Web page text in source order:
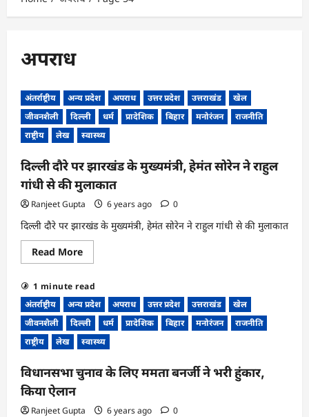
अपराध
अंतर्राष्ट्रीय अन्य प्रदेश अपराध उत्तर प्रदेश उत्तराखंड
खेल
जीवनशैली
दिल्ली धर्म प्रादेशिक बिहार मनोरंजन
राजनीति
राष्ट्रीय
लेख स्वास्थ्य
दिल्ली दौरे पर झारखंड के मुख्यमंत्री, हेमंत सोरेन ने राहुल
गांधी से की मुलाकात
Ranjeet Gupta 6 years ago 0
दिल्ली दौरे पर झारखंड के मुख्यमंत्री, हेमंत सोरेन ने राहुल गांधी से की मुलाकात
Read MoreRead
more
दिल्ली
दौरे
पर
झारखंड
के
मुख्यमंत्री,
हेमंत
सोरेन
राहुल
गांधी
मुलाकात
1 minute read
अंतर्राष्ट्रीय
अन्य प्रदेश अपराध उत्तर प्रदेश उत्तराखंड
खेल
जीवनशैली
दिल्ली धर्म प्रादेशिक बिहार मनोरंजन
राजनीति
राष्ट्रीय
लेख स्वास्थ्य
विधानसभा चुनाव के लिए ममता बनर्जी ने भरी हुंकार,
किया ऐलान
Ranjeet Gupta 6 years ago 0